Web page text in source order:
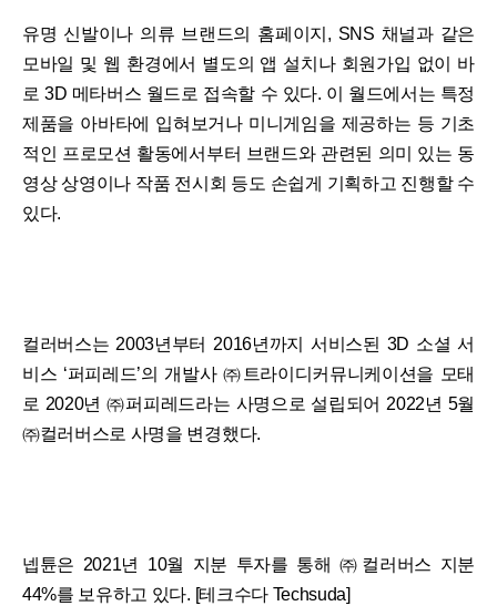
유명 신발이나 의류 브랜드의 홈페이지, SNS 채널과 같은
모바일 및 웹 환경에서 별도의 앱 설치나 회원가입 없이 바
로 3D 메타버스 월드로 접속할 수 있다. 이 월드에서는 특정
제품을 아바타에 입혀보거나 미니게임을 제공하는 등 기초
적인 프로모션 활동에서부터 브랜드와 관련된 의미 있는 동
영상 상영이나 작품 전시회 등도 손쉽게 기획하고 진행할 수
있다.
컬러버스는 2003년부터 2016년까지 서비스된 3D 소셜 서
비스 ‘퍼피레드’의 개발사 ㈜트라이디커뮤니케이션을 모태
로 2020년 ㈜퍼피레드라는 사명으로 설립되어 2022년 5월
㈜컬러버스로 사명을 변경했다.
넵튠은 2021년 10월 지분 투자를 통해 ㈜컬러버스 지분
44%를 보유하고 있다. [테크수다 Techsuda]